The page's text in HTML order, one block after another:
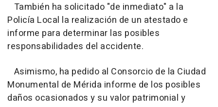
También ha solicitado "de inmediato" a la
Policía Local la realización de un atestado e
informe para determinar las posibles
responsabilidades del accidente.
Asimismo, ha pedido al Consorcio de la Ciudad
Monumental de Mérida informe de los posibles
daños ocasionados y su valor patrimonial y